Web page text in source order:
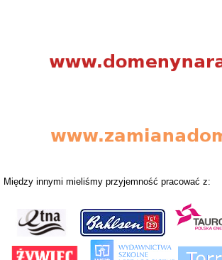
Między innymi mieliśmy przyjemność pracować z: